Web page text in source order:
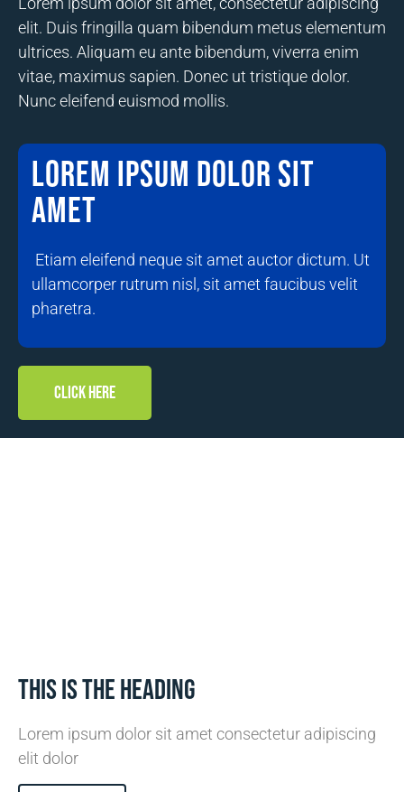
elit. Duis fringilla quam bibendum metus elementum
ultrices. Aliquam eu ante bibendum, viverra enim
vitae, maximus sapien. Donec ut tristique dolor.
Nunc eleifend euismod mollis.
Lorem ipsum dolor sit
amet
Etiam eleifend neque sit amet auctor dictum. Ut
ullamcorper rutrum nisl, sit amet faucibus velit
pharetra.
CLICK HERE
This is the heading
Lorem ipsum dolor sit amet consectetur adipiscing
elit dolor